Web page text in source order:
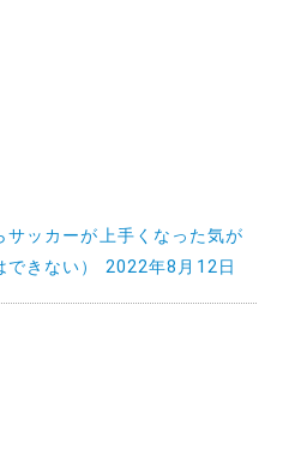
ッカーが上手くなった気が
きない）
2022年8月12日